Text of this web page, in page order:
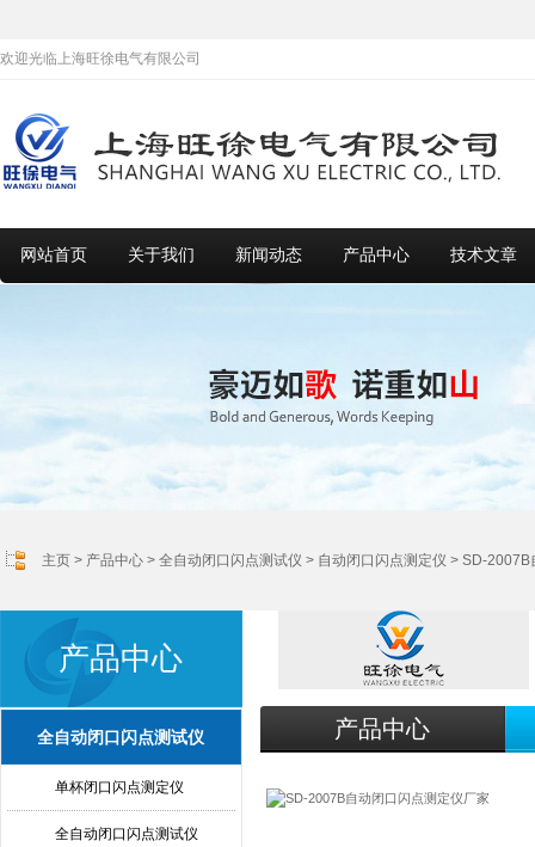
欢迎光临上海旺徐电气有限公司
网站首页 关于我们 新闻动态 产品中心 技术文章
主页 > 产品中心 > 全自动闭口闪点测试仪 > 自动闭口闪点测定仪 > SD-2007B
产品中心
全自动闭口闪点测试仪
单杯闭口闪点测定仪
全自动闭口闪点测试仪
产品中心